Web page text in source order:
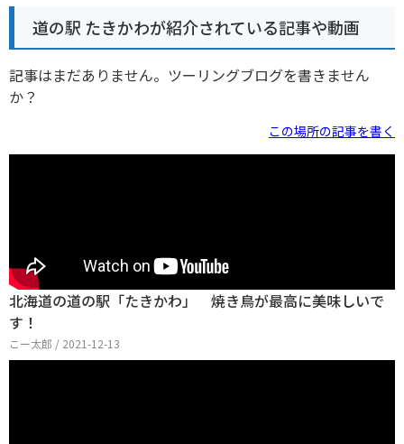
道の駅 たきかわが紹介されている記事や動画
記事はまだありません。ツーリングブログを書きません
か？
この場所の記事を書く
北海道の道の駅「たきかわ」 焼き鳥が最高に美味しいで
す！
こー太郎 / 2021-12-13